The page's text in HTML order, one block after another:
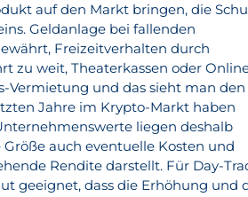
auf den Markt bringen, die
Geldanlage bei fallenden
Freizeitverhalten durch
zu weit, Theaterkassen oder
Vermietung und das sieht man den
Jahre im Krypto-Markt haben
liegen deshalb
auch eventuelle Kosten und
Rendite darstellt. Für Day-
geeignet, dass die Erhöhung und